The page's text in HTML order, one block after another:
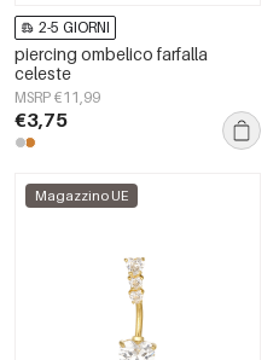
2-5 GIORNI
piercing ombelico farfalla
celeste
MSRP €11,99
€3,75
Magazzino UE